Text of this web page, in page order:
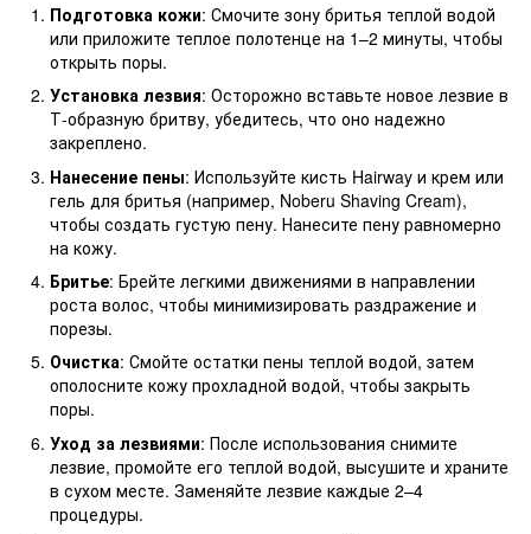
Подготовка кожи: Смочите зону бритья теплой водой
или приложите теплое полотенце на 1–2 минуты, чтобы
открыть поры.
Установка лезвия: Осторожно вставьте новое лезвие в
Т-образную бритву, убедитесь, что оно надежно
закреплено.
Нанесение пены: Используйте кисть Hairway и крем или
гель для бритья (например, Noberu Shaving Cream),
чтобы создать густую пену. Нанесите пену равномерно
на кожу.
Бритье: Брейте легкими движениями в направлении
роста волос, чтобы минимизировать раздражение и
порезы.
Очистка: Смойте остатки пены теплой водой, затем
ополосните кожу прохладной водой, чтобы закрыть
поры.
Уход за лезвиями: После использования снимите
лезвие, промойте его теплой водой, высушите и храните
в сухом месте. Заменяйте лезвие каждые 2–4
процедуры.